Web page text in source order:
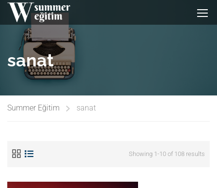
sanat
Summer Eğitim sanat
Showing 1-10 of 108 results